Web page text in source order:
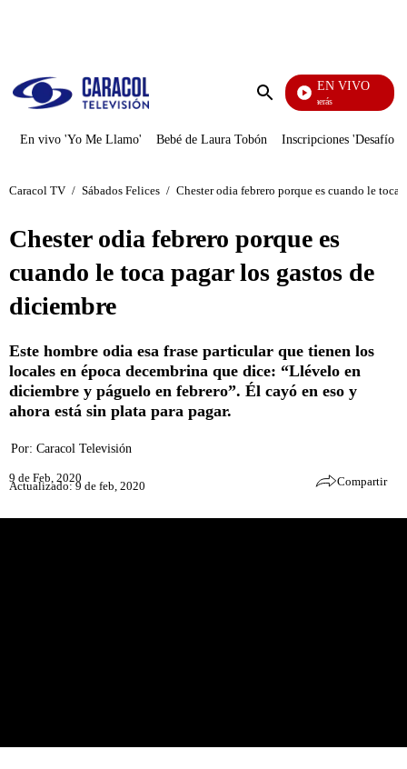
Enviar
EN VIVO
También Caerás
En vivo 'Yo Me Llamo' Bebé de Laura Tobón Inscripciones 'Desafío'
Caracol TV / Sábados Felices / Chester odia febrero porque es cuando le toca
Chester odia febrero porque es
cuando le toca pagar los gastos de
diciembre
Este hombre odia esa frase particular que tienen los
locales en época decembrina que dice: “Llévelo en
diciembre y páguelo en febrero”. Él cayó en eso y
ahora está sin plata para pagar.
Por: Caracol Televisión
9 de Feb, 2020
Actualizado: 9 de feb, 2020 Compartir